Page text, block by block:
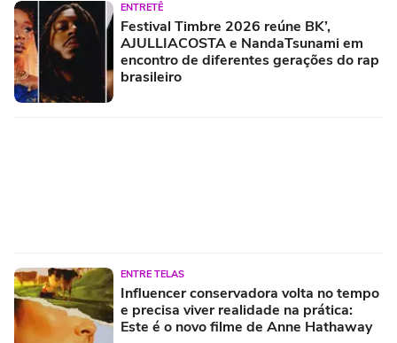
ENTRETÊ
Festival Timbre 2026 reúne BK’,
AJULLIACOSTA e NandaTsunami em
encontro de diferentes gerações do rap
brasileiro
ENTRE TELAS
Influencer conservadora volta no tempo
e precisa viver realidade na prática:
Este é o novo filme de Anne Hathaway